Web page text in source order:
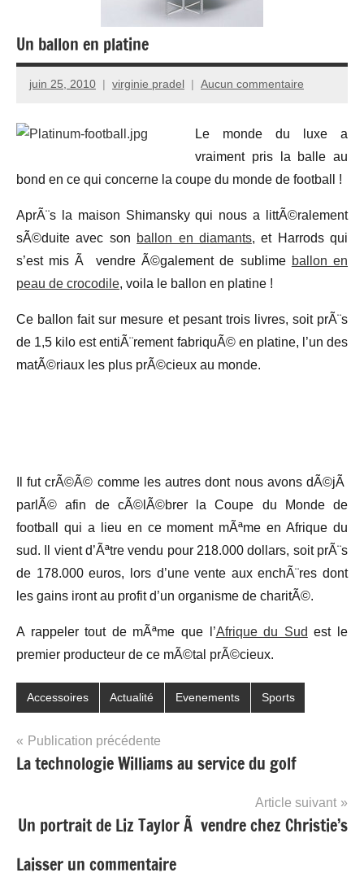
Un ballon en platine
juin 25, 2010 virginie pradel Aucun commentaire
Le monde du luxe a
vraiment pris la balle au
bond en ce qui concerne la coupe du monde de football !
AprÃ¨s la maison Shimansky qui nous a littÃ©ralement
sÃ©duite avec son ballon en diamants, et Harrods qui
s’est misÃ vendre Ã©galement de sublime ballon en
peau de crocodile, voila le ballon en platine !
Ce ballon fait sur mesure et pesant trois livres, soit prÃ¨s
de 1,5 kilo est entiÃ¨rement fabriquÃ© en platine, l’un des
matÃ©riaux les plus prÃ©cieux au monde.
Il fut crÃ©Ã© comme les autres dont nous avons dÃ©jÃ
parlÃ© afin de cÃ©lÃ©brer la Coupe du Monde de
football qui a lieu en ce moment mÃªme en Afrique du
sud. Il vient d’Ãªtre vendu pour 218.000 dollars, soit prÃ¨s
de 178.000 euros, lors d’une vente aux enchÃ¨res dont
les gains iront au profit d’un organisme de charitÃ©.
A rappeler tout de mÃªme que l’Afrique du Sud est le
premier producteur de ce mÃ©tal prÃ©cieux.
Accessoires Actualité Evenements Sports
Navigation
de
Publication précédente
La technologie Williams au service du golf
Article suivant
Un portrait de Liz Taylor Ã vendre chez Christie’s
Laisser un commentaire